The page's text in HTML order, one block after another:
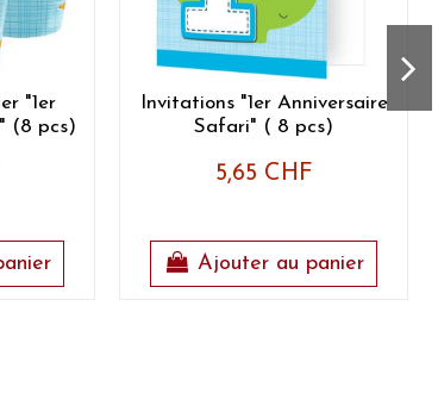
"1er
(8 pcs)
Invitations "1er Anniversaire
Safari" ( 8 pcs)
5,65 CHF
Ajouter au panier